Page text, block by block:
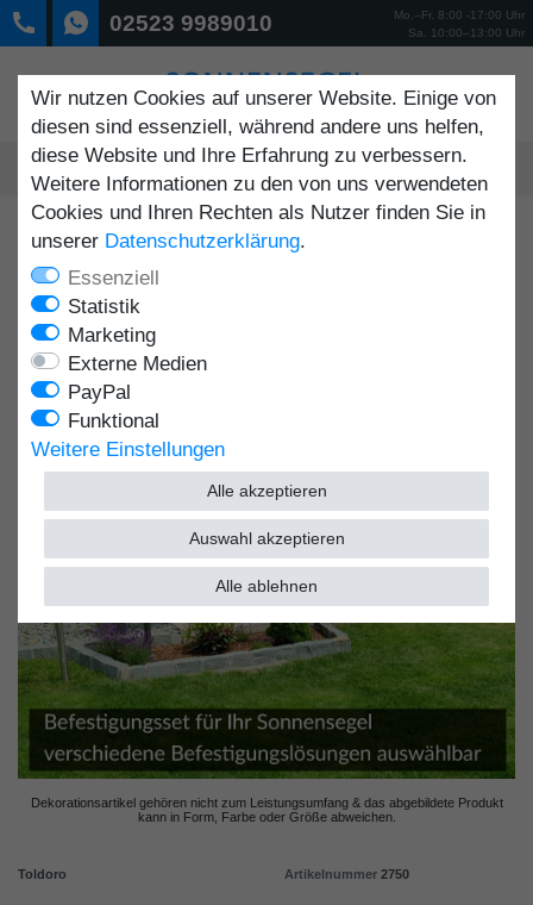
02523 9989010
Mo.–Fr. 8:00 -17:00 Uhr
Sa. 10:00–13:00 Uhr
0 MENÜ
Dekorationsartikel gehören nicht zum Leistungsumfang & das abgebildete Produkt
kann in Form, Farbe oder Größe abweichen.
Toldoro Artikelnummer 2750
Wir nutzen Cookies auf unserer Website. Einige von
diesen sind essenziell, während andere uns helfen,
diese Website und Ihre Erfahrung zu verbessern.
Weitere Informationen zu den von uns verwendeten
Cookies und Ihren Rechten als Nutzer finden Sie in
unserer Daten­schutz­erklärung.
Essenziell
Statistik
Marketing
Externe Medien
PayPal
Funktional
Weitere Einstellungen
Alle akzeptieren
Alle ablehnen
Auswahl akzeptieren